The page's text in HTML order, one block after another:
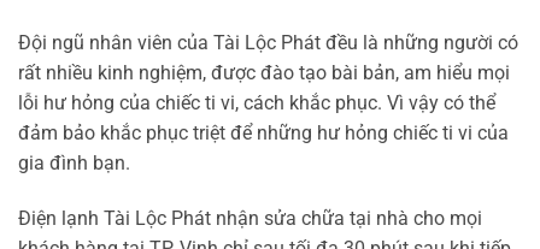
Đội ngũ nhân viên của Tài Lộc Phát đều là những người có
rất nhiều kinh nghiệm, được đào tạo bài bản, am hiểu mọi
lỗi hư hỏng của chiếc ti vi, cách khắc phục. Vì vậy có thể
đảm bảo khắc phục triệt để những hư hỏng chiếc ti vi của
gia đình bạn.
Điện lạnh Tài Lộc Phát nhận sửa chữa tại nhà cho mọi